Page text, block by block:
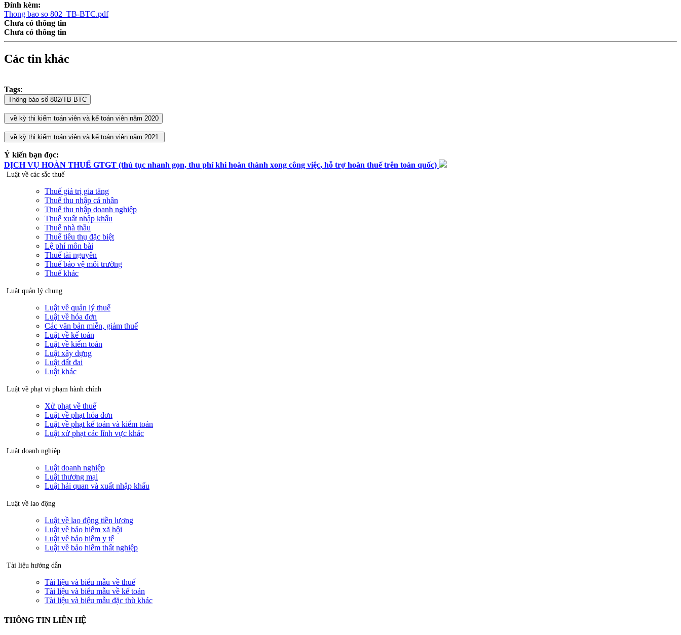
Đính kèm:
Thong bao so 802_TB-BTC.pdf
Chưa có thông tin
Chưa có thông tin
Các tin khác
Tags:
Ý kiến bạn đọc:
DỊCH VỤ HOÀN THUẾ GTGT (thủ tục nhanh gọn, thu phí khi hoàn thành xong công việc, hỗ trợ hoàn thuế trên toàn quốc)
Luật về các sắc thuế
Thuế giá trị gia tăng
Thuế thu nhập cá nhân
Thuế thu nhập doanh nghiệp
Thuế xuất nhập khẩu
Thuế nhà thầu
Thuế tiêu thụ đặc biệt
Lệ phí môn bài
Thuế tài nguyên
Thuế bảo vệ môi trường
Thuế khác
Luật quản lý chung
Luật về quản lý thuế
Luật về hóa đơn
Các văn bản miễn, giảm thuế
Luật về kế toán
Luật về kiểm toán
Luật xây dựng
Luật đất đai
Luật khác
Luật về phạt vi phạm hành chính
Xử phạt về thuế
Luật về phạt hóa đơn
Luật về phạt kế toán và kiểm toán
Luật xử phạt các lĩnh vực khác
Luật doanh nghiệp
Luật doanh nghiệp
Luật thương mại
Luật hải quan và xuất nhập khẩu
Luật về lao động
Luật về lao động tiền lương
Luật về bảo hiểm xã hội
Luật về bảo hiểm y tế
Luật về bảo hiểm thất nghiệp
Tài liệu hướng dẫn
Tài liệu và biểu mẫu về thuế
Tài liệu và biểu mẫu về kế toán
Tài liệu và biểu mẫu đặc thù khác
THÔNG TIN LIÊN HỆ